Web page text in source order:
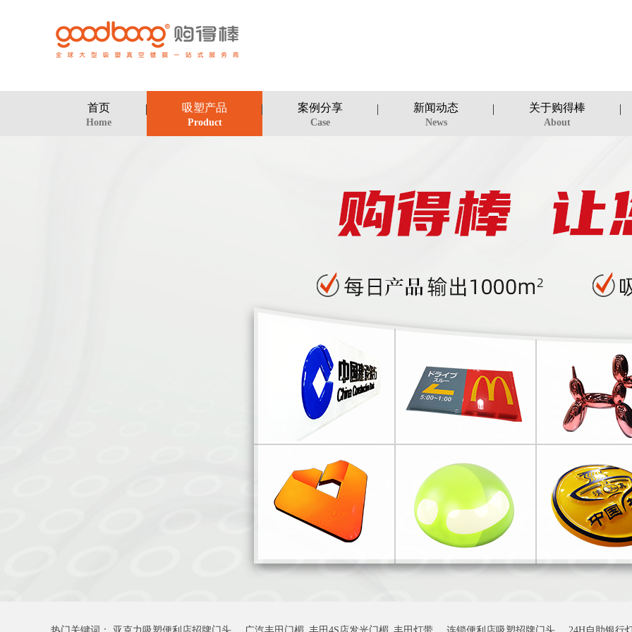
首页
Home
吸塑产品
Product
案例分享
Case
新闻动态
News
关于购得棒
About